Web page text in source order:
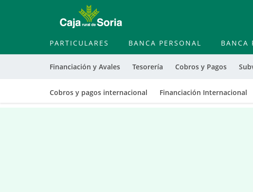
PARTICULARES BANCA PERSONAL BANCA
Financiación y Avales Tesorería Cobros y Pagos
Cobros y pagos internacional Financiación Internacional